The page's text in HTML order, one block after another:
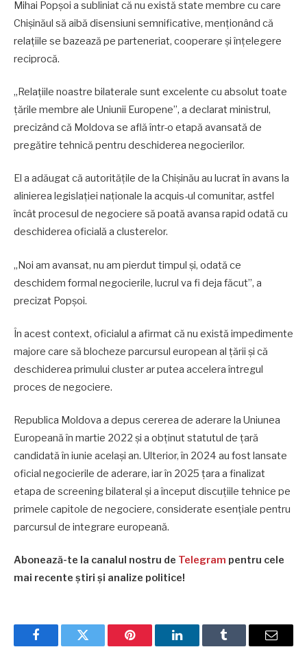
Mihai Popșoi a subliniat că nu există state membre cu care
Chișinăul să aibă disensiuni semnificative, menționând că
relațiile se bazează pe parteneriat, cooperare și înțelegere
reciprocă.
„Relațiile noastre bilaterale sunt excelente cu absolut toate
țările membre ale Uniunii Europene”, a declarat ministrul,
precizând că Moldova se află într-o etapă avansată de
pregătire tehnică pentru deschiderea negocierilor.
El a adăugat că autoritățile de la Chișinău au lucrat în avans la
alinierea legislației naționale la acquis-ul comunitar, astfel
încât procesul de negociere să poată avansa rapid odată cu
deschiderea oficială a clusterelor.
„Noi am avansat, nu am pierdut timpul și, odată ce
deschidem formal negocierile, lucrul va fi deja făcut”, a
precizat Popșoi.
În acest context, oficialul a afirmat că nu există impedimente
majore care să blocheze parcursul european al țării și că
deschiderea primului cluster ar putea accelera întregul
proces de negociere.
Republica Moldova a depus cererea de aderare la Uniunea
Europeană în martie 2022 și a obținut statutul de țară
candidată în iunie același an. Ulterior, în 2024 au fost lansate
oficial negocierile de aderare, iar în 2025 țara a finalizat
etapa de screening bilateral și a început discuțiile tehnice pe
primele capitole de negociere, considerate esențiale pentru
parcursul de integrare europeană.
Abonează-te la canalul nostru de Telegram pentru cele
mai recente știri și analize politice!